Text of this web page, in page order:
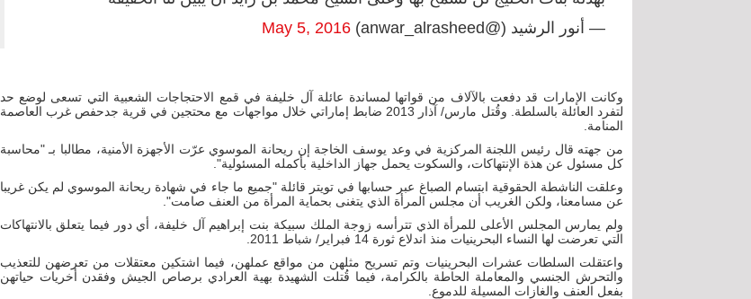
— أنور الرشيد (@anwar_alrasheed)
May 5, 2016
وكانت الإمارات قد دفعت بالآلاف من قواتها لمساندة عائلة آل خليفة في قمع الاحتجاجات الشعبية التي تسعى لوضع حد
لتفرد العائلة بالسلطة. وقُتل مارس/ آذار 2013 ضابط إماراتي خلال مواجهات مع محتجين في قرية جدحفص غرب العاصمة
المنامة.
من جهته قال رئيس اللجنة المركزية في وعد يوسف الخاجة إن ريحانة الموسوي عرّت الأجهزة الأمنية، مطالبا بـ "محاسبة
كل مسئول عن هذة الإنتهاكات، والسكوت يحمل جهاز الداخلية بأكمله المسئولية".
وعلقت الناشطة الحقوقية ابتسام الصباغ عبر حسابها في تويتر قائلة "جميع ما جاء في شهادة ريحانة الموسوي لم يكن غريبا
عن مسامعنا، ولكن الغريب أن مجلس المرأة الذي يتغنى بحماية المرأة من العنف صامت".
ولم يمارس المجلس الأعلى للمرأة الذي تترأسه زوجة الملك سبيكة بنت إبراهيم آل خليفة، أي دور فيما يتعلق بالانتهاكات
التي تعرضت لها النساء البحرينيات منذ اندلاع ثورة 14 فبراير/ شباط 2011.
واعتقلت السلطات عشرات البحرينيات وتم تسريح مثلهن من مواقع عملهن، فيما اشتكين معتقلات من تعرضهن للتعذيب
والتحرش الجنسي والمعاملة الحاطة بالكرامة، فيما قُتلت الشهيدة بهية العرادي برصاص الجيش وفقدن أخريات حياتهن
بفعل العنف والغازات المسيلة للدموع.